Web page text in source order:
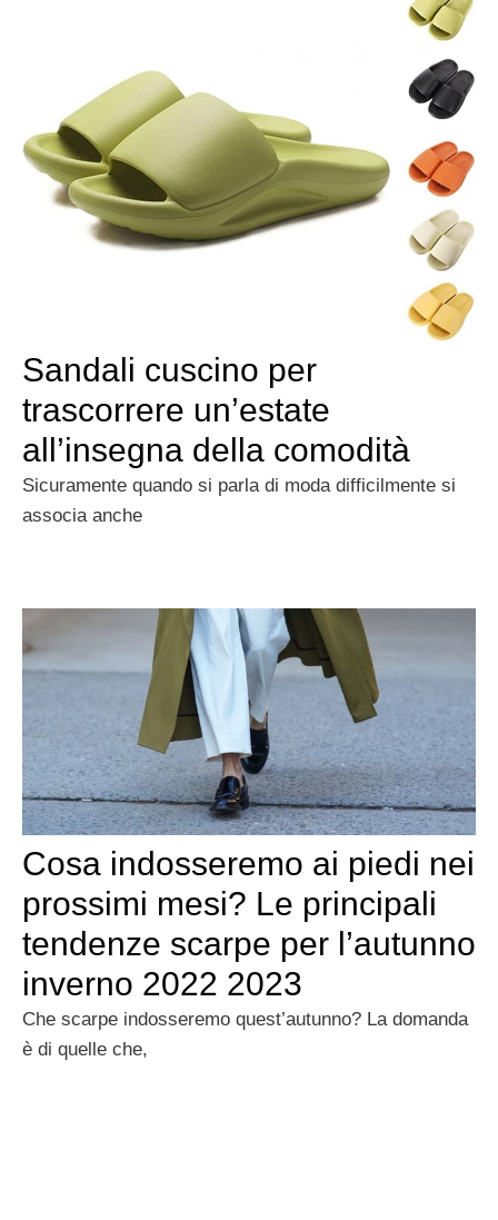
Sandali cuscino per
trascorrere un’estate
all’insegna della comodità
Sicuramente quando si parla di moda difficilmente si
associa anche
Cosa indosseremo ai piedi nei
prossimi mesi? Le principali
tendenze scarpe per l’autunno
inverno 2022 2023
Che scarpe indosseremo quest’autunno? La domanda
è di quelle che,